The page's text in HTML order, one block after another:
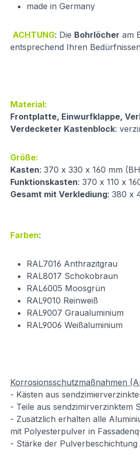
made in Germany
ACHTUNG: Die Bohrlöcher am
entsprechend Ihren
Material:
Frontplatte, Einwurfklappe,
Verdecketer Kastenblock:
Größe:
Kasten: 370 x 330 x 160 mm
Funktionskasten: 370 x 110 x
Gesamt mit Verklediung: 380 x
Farben:
RAL7016 Anthrazitgrau
RAL8017 Schokobraun
RAL6005 Moosgrün
RAL9010 Reinweiß
RAL9007 Graualuminium
RAL9006 Weißaluminium
Korrosionsschutzmaßnahmen
- Kästen aus
- Teile aus sendzimirverzinktem
- Zusätzlich erhalten alle
mit Polyesterpulver in
- Stärke der Pulverbeschichtung